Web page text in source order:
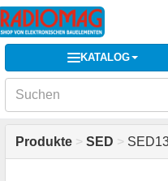
KATALOG
Produkte > SED >